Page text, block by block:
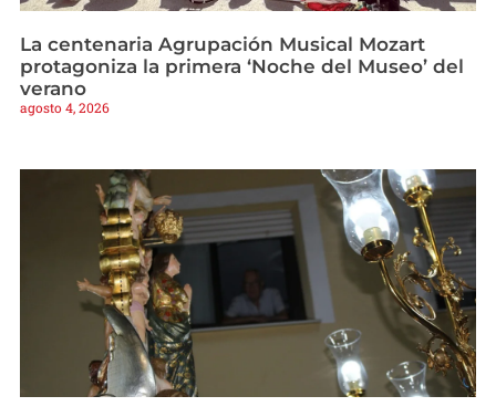
La centenaria Agrupación Musical Mozart
protagoniza la primera ‘Noche del Museo’ del
verano
agosto 4, 2026